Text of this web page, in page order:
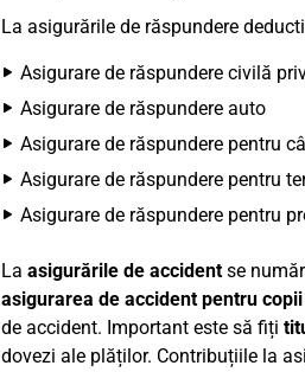
La asigurările de răspundere
Asigurare de răspundere civilă
Asigurare de răspundere auto
Asigurare de răspundere pentru
Asigurare de răspundere pentru
Asigurare de răspundere pentru
La asigurările de accidentse
asigurarea de accident pentru copii
de accident. Important este să fiți
dovezi ale plăților. Contribuțiile la